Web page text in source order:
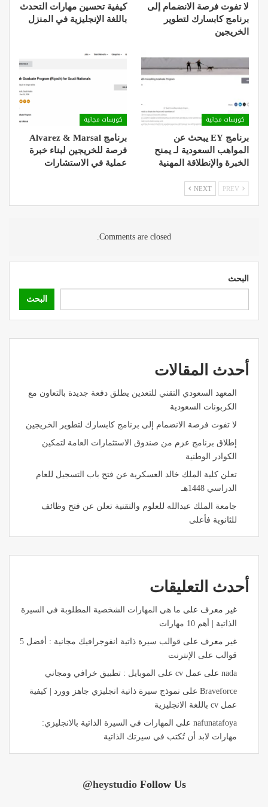
لا تفوت فرصة الانضمام إلى
برنامج كابسارك لتطوير
الخريجين
كيفية تحسين مهارات التحدث
باللغة الإنجليزية في المنزل
كورسات مجانية
برنامج EY يبحث عن
المواهب السعودية لـ يمنح
الخبرة والإنطلاقة المهنية
كورسات مجانية
برنامج Alvarez & Marsal
فرصة للخريجين لبناء خبرة
عملية في الاستشارات
NEXT
Comments are closed.
البحث
البحث
أحدث المقالات
المعهد السعودي التقني للتعدين يطلق دفعة جديدة بالتعاون مع
الكربونات السعودية
لا تفوت فرصة الانضمام إلى برنامج كابسارك لتطوير الخريجين
إطلاق برنامج عزم من صندوق الاستثمارات العامة لتمكين
الكوادر الوطنية
تعلن كلية الملك خالد العسكرية عن فتح باب التسجيل للعام
الدراسي 1448هـ
جامعة الملك عبدالله للعلوم والتقنية تعلن عن فتح وظائف
للثانوية فأعلى
أحدث التعليقات
غير معرف على ما هي المهارات الشخصية المطلوبة في السيرة
الذاتية | أهم 10 مهارات
غير معرف على
قوالب سيرة ذاتية انفوجرافيك مجانية : أفضل 5
قوالب على الإنترنت
nada على عمل cv على الموبايل : تطبيق خرافي ومجاني
Braveforce على نموذج سيرة ذاتية انجليزي جاهز وورد | كيفية
عمل cv باللغة الانجليزية
nafunatafoya على المهارات في السيرة الذاتية بالانجليزي:
مهارات لابد أن تُكتب في سيرتك الذاتية
Follow Us
@heystudio